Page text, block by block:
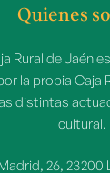
Quienes
Rural de Jaén
la propia Caja
distintas
cultural.
26, 23200